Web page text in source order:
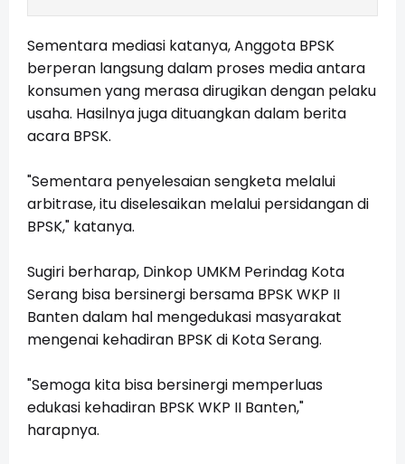
Sementara mediasi katanya, Anggota BPSK
berperan langsung dalam proses media antara
konsumen yang merasa dirugikan dengan pelaku
usaha. Hasilnya juga dituangkan dalam berita
acara BPSK.
"Sementara penyelesaian sengketa melalui
arbitrase, itu diselesaikan melalui persidangan di
BPSK," katanya.
Sugiri berharap, Dinkop UMKM Perindag Kota
Serang bisa bersinergi bersama BPSK WKP II
Banten dalam hal mengedukasi masyarakat
mengenai kehadiran BPSK di Kota Serang.
"Semoga kita bisa bersinergi memperluas
edukasi kehadiran BPSK WKP II Banten,"
harapnya.